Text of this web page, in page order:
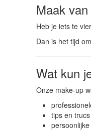
Maak
Heb je iets te
Dan is het tijd
Wat kun
Onze make-up
tips en